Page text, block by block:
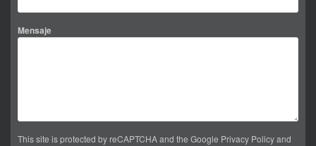
Mensaje
This site is protected by reCAPTCHA and the Google Privacy Policyand